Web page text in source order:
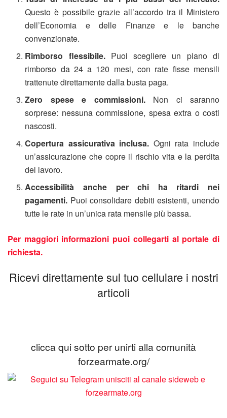
Questo è possibile grazie all’accordo tra il Ministero
dell’Economia e delle Finanze e le banche
convenzionate.
Rimborso flessibile.Puoi scegliere un piano di
rimborso da 24 a 120 mesi, con rate fisse mensili
trattenute direttamente dalla busta paga.
Zero spese e commissioni.Non ci saranno
sorprese: nessuna commissione, spesa extra o costi
nascosti.
Copertura assicurativa inclusa. Ogni rata include
un’assicurazione che copre il rischio vita e la perdita
del lavoro.
Accessibilità anche per chi ha ritardi nei
pagamenti. Puoi consolidare debiti esistenti, unendo
tutte le rate in un’unica rata mensile più bassa.
Per maggiori informazioni puoi collegarti al portale di
richiesta.
Ricevi direttamente sul tuo cellulare i nostri
articoli
clicca qui sotto per unirti alla comunità
forzearmate.org/